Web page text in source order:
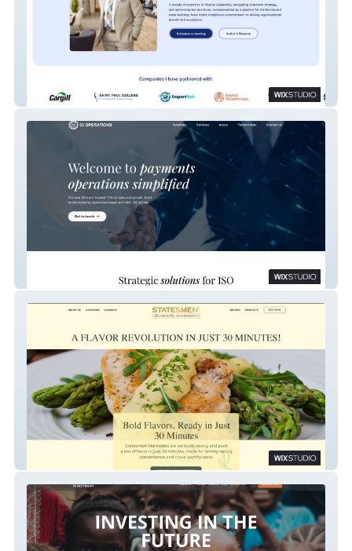
Personal Brand - Website
Statesmen Marinades